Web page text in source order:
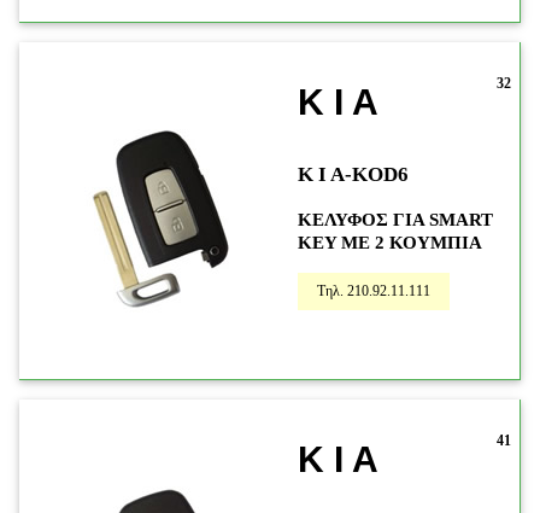
K I A
K I A-KOD6
ΚΕΛΥΦΟΣ ΓΙΑ SMART
KEY ME 2 ΚΟΥΜΠΙΑ
Τηλ. 210.92.11.111
32
K I A 41